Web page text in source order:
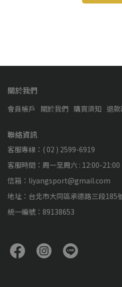
關於我們
會員帳戶 關於我們 購買須知 退
聯絡資訊
客服專線：( 02 ) 2599-6919
客服時間：周一至周六 : 12:00-
信箱：liyangsport@gmail.com
地址：台北市大同區承德路三段185
統一編號：89138653